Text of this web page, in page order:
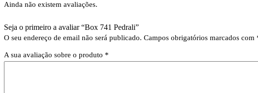
Ainda não existem avaliações.
Seja o primeiro a avaliar “Box 741 Pedrali”
O seu endereço de email não será publicado. Campos obrigatórios marcados com
A sua avaliação sobre o produto *